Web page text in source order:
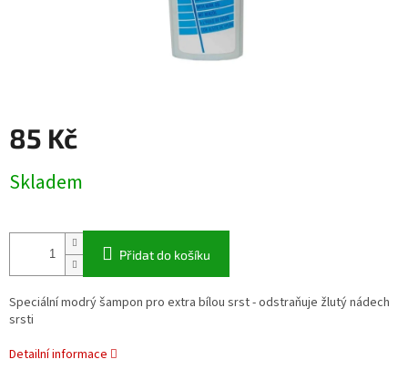
85 Kč
cena:
Skladem
Přidat do košíku
Speciální modrý šampon pro extra bílou srst - odstraňuje žlutý nádech
srsti
Detailní informace